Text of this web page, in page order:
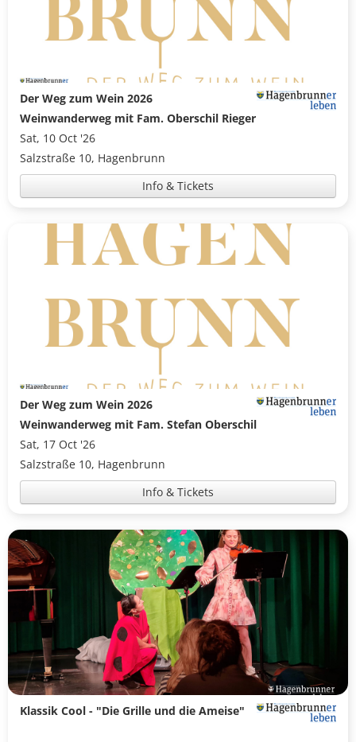
Der Weg zum Wein 2026
Weinwanderweg mit Fam. Oberschil Rieger
Sat, 10 Oct '26
Salzstraße 10, Hagenbrunn
Info & Tickets
Der Weg zum Wein 2026
Weinwanderweg mit Fam. Stefan Oberschil
Sat, 17 Oct '26
Salzstraße 10, Hagenbrunn
Info & Tickets
Klassik Cool - "Die Grille und die Ameise"